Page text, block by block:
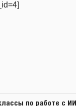
по работе с